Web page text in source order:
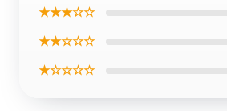
★★★☆☆
★★☆☆☆
★☆☆☆☆